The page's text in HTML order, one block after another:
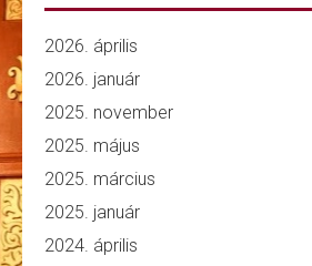
2026. április
2026. január
2025. november
2025. május
2025. március
2025. január
2024. április